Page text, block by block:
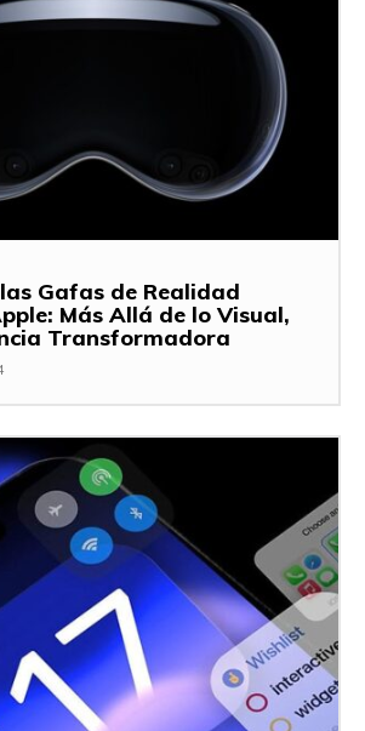
Gafas de Realidad
Más Allá de lo Visual,
Transformadora